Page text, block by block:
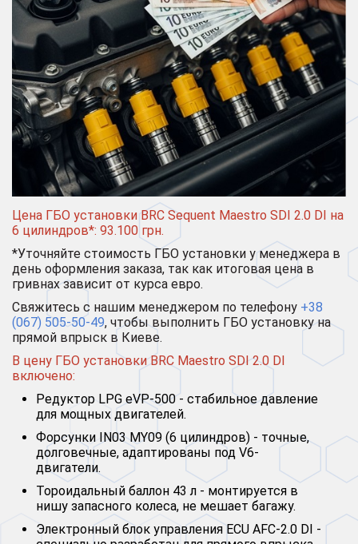
Цена ГБО установки BRC Sequent Maestro SDI 2.0 DI на
6 цилиндров*: 93.100 грн.
*Уточняйте стоимость ГБО установки у менеджера в
день оформления заказа, так как итоговая цена в
гривнах зависит от курса евро.
Свяжитесь с нашим менеджером по телефону +38
(067) 505-50-49, чтобы выполнить ГБО установку на
прямой впрыск в Киеве.
В цену ГБО установки BRC Maestro SDI 2.0 DI
включено:
Редуктор LPG eVP-500 - стабильное давление
для мощных двигателей.
Форсунки IN03 MY09 (6 цилиндров) - точные,
долговечные, адаптированы под V6-
двигатели.
Тороидальный баллон 43 л - монтируется в
нишу запасного колеса, не мешает багажу.
Электронный блок управления ECU AFC-2.0 DI -